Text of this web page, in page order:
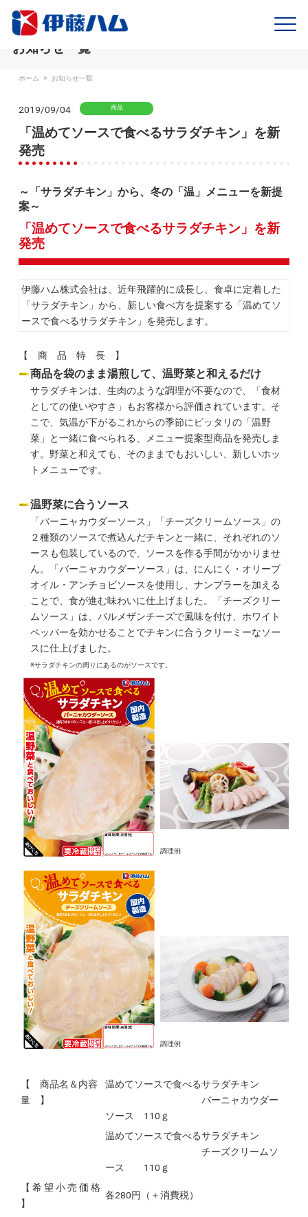
お知らせ一覧
ホーム > お知らせ一覧
2019/09/04 商品
「温めてソースで食べるサラダチキン」を新
発売
～「サラダチキン」から、冬の「温」メニューを新提
案～
「温めてソースで食べるサラダチキン」を新
発売
伊藤ハム株式会社は、近年飛躍的に成長し、食卓に定着した
「サラダチキン」から、新しい食べ方を提案する「温めてソ
ースで食べるサラダチキン」を発売します。
【 商 品 特 長 】
商品を袋のまま湯煎して、温野菜と和えるだけ
サラダチキンは、生肉のような調理が不要なので、「食材
としての使いやすさ」もお客様から評価されています。そ
こで、気温が下がるこれからの季節にピッタリの「温野
菜」と一緒に食べられる、メニュー提案型商品を発売しま
す。野菜と和えても、そのままでもおいしい、新しいホッ
トメニューです。
温野菜に合うソース
「バーニャカウダーソース」「チーズクリームソース」の
２種類のソースで煮込んだチキンと一緒に、それぞれのソ
ースも包装しているので、ソースを作る手間がかかりませ
ん。「バーニャカウダーソース」は、にんにく・オリーブ
オイル・アンチョビソースを使用し、ナンプラーを加える
ことで、食が進む味わいに仕上げました。「チーズクリー
ムソース」は、パルメザンチーズで風味を付け、ホワイト
ペッパーを効かせることでチキンに合うクリーミーなソー
スに仕上げました。
※サラダチキンの周りにあるのがソースです。
調理例
調理例
【 商品名＆内容
量 】
温めてソースで食べるサラダチキン
バーニャカウダー
ソース 110ｇ
温めてソースで食べるサラダチキン
チーズクリームソ
ース 110ｇ
【 希 望 小 売 価 格
】
各280円（＋消費税）